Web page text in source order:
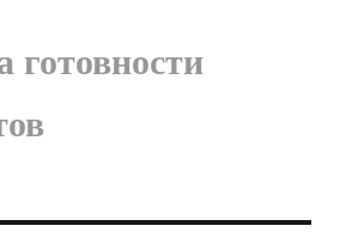
готовности